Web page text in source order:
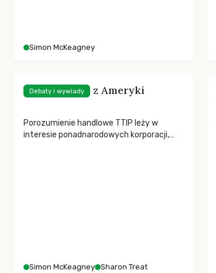
Simon McKeagney
TTIP – widok z Ameryki
Porozumienie handlowe TTIP leży w
interesie ponadnarodowych korporacji,
Simon McKeagney Sharon Treat
Debaty i wywiady